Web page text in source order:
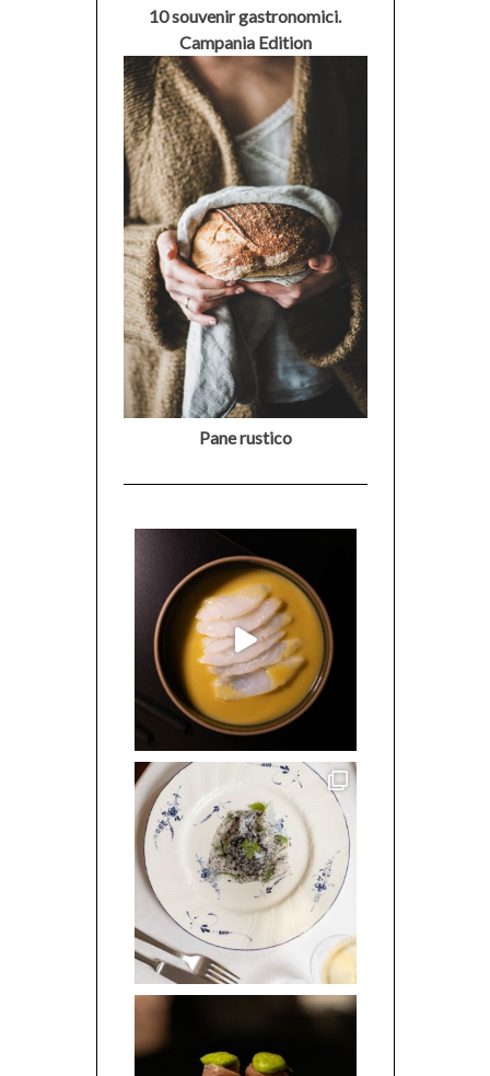
10 souvenir gastronomici.
Campania Edition
Pane rustico